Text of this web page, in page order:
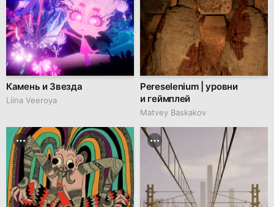
Камень и Звезда
Liina Veeroya
Pereselenium | уровни
и геймплей
Matvey Baskakov